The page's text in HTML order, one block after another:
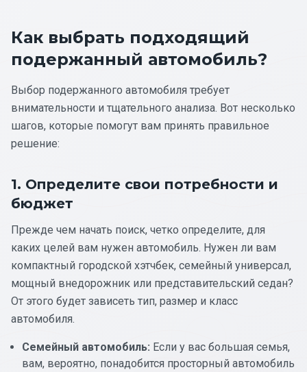
Как выбрать подходящий
подержанный автомобиль?
Выбор подержанного автомобиля требует
внимательности и тщательного анализа. Вот несколько
шагов, которые помогут вам принять правильное
решение:
1. Определите свои потребности и
бюджет
Прежде чем начать поиск, четко определите, для
каких целей вам нужен автомобиль. Нужен ли вам
компактный городской хэтчбек, семейный универсал,
мощный внедорожник или представительский седан?
От этого будет зависеть тип, размер и класс
автомобиля.
Семейный автомобиль: Если у вас большая семья,
вам, вероятно, понадобится просторный автомобиль